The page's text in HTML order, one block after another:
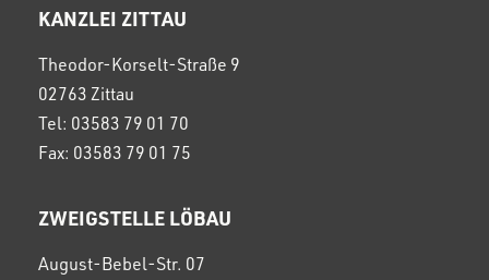
KANZLEI ZITTAU
Theodor-Korselt-Straße 9
02763 Zittau
Tel: 03583 79 01 70
Fax: 03583 79 01 75
ZWEIGSTELLE LÖBAU
August-Bebel-Str. 07